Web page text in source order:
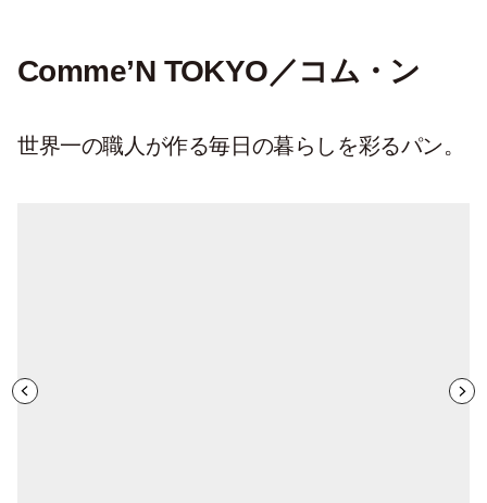
Comme’N TOKYO／コム・ン
世界一の職人が作る毎日の暮らしを彩るパン。